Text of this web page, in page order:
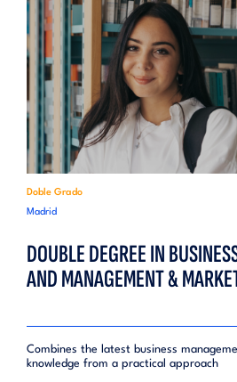
Doble Grado
Madrid
DOUBLE DEGREE IN
AND MANAGEMENT &
Combines the latest business
knowledge from a practical approach